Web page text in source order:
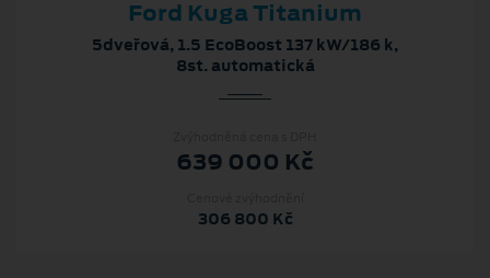
Ford Kuga Titanium
5dveřová, 1.5 EcoBoost 137 kW/186 k,
8st. automatická
639 000 Kč
306 800 Kč